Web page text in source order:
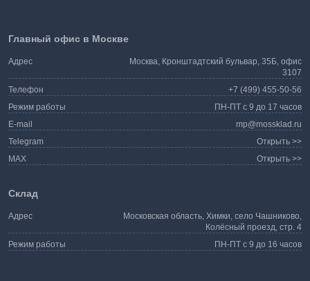
Главный офис в Москве
Адрес
Москва, Кронштадтский бульвар, 35Б, офис
3107
Телефон
+7 (499) 455-50-56
Режим работы
ПН-ПТ с 9 до 17 часов
E-mail
mp@mossklad.ru
Telegram
Открыть >>
MAX
Открыть >>
Склад
Адрес
Московская область, Химки, село Чашниково,
Колёсный проезд, стр. 4
Режим работы
ПН-ПТ с 9 до 16 часов